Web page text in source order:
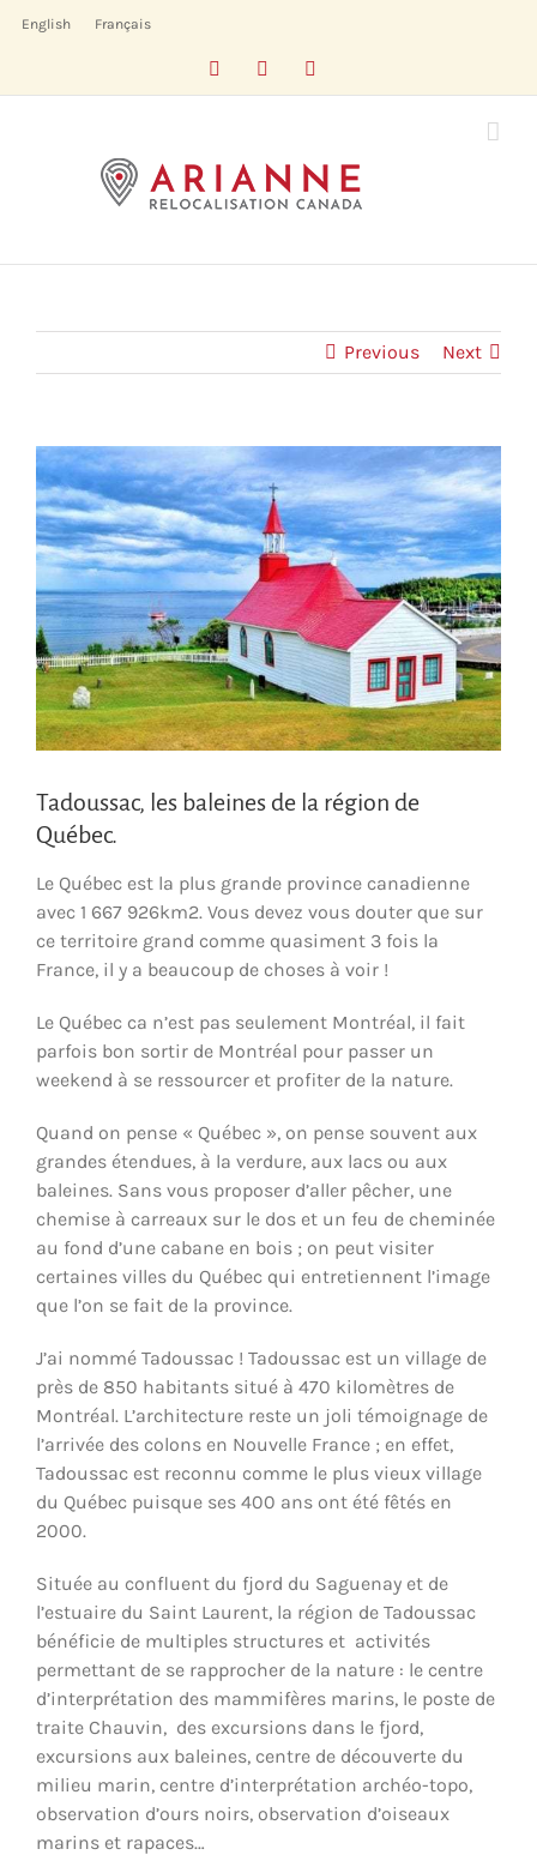
English Français
FacebookLinkedIn
Previous Next
View
Larger
Image
Tadoussac, les baleines de la région de
Québec.
Le Québec est la plus grande province canadienne
avec 1 667 926km2. Vous devez vous douter que sur
ce territoire grand comme quasiment 3 fois la
France, il y a beaucoup de choses à voir !
Le Québec ca n’est pas seulement Montréal, il fait
parfois bon sortir de Montréal pour passer un
weekend à se ressourcer et profiter de la nature.
Quand on pense « Québec », on pense souvent aux
grandes étendues, à la verdure, aux lacs ou aux
baleines. Sans vous proposer d’aller pêcher, une
chemise à carreaux sur le dos et un feu de cheminée
au fond d’une cabane en bois ; on peut visiter
certaines villes du Québec qui entretiennent l’image
que l’on se fait de la province.
J’ai nommé Tadoussac ! Tadoussac est un village de
près de 850 habitants situé à 470 kilomètres de
Montréal. L’architecture reste un joli témoignage de
l’arrivée des colons en Nouvelle France ; en effet,
Tadoussac est reconnu comme le plus vieux village
du Québec puisque ses 400 ans ont été fêtés en
2000.
Située au confluent du fjord du Saguenay et de
l’estuaire du Saint Laurent, la région de Tadoussac
bénéficie de multiples structures et activités
permettant de se rapprocher de la nature : le centre
d’interprétation des mammifères marins, le poste de
traite Chauvin, des excursions dans le fjord,
excursions aux baleines, centre de découverte du
milieu marin, centre d’interprétation archéo-topo,
observation d’ours noirs, observation d’oiseaux
marins et rapaces…